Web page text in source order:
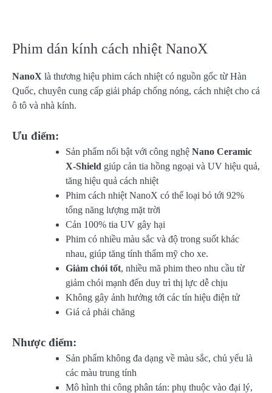
Phim dán kính cách nhiệt NanoX
NanoX là thương hiệu phim cách nhiệt có nguồn gốc từ Hàn
Quốc, chuyên cung cấp giải pháp chống nóng, cách nhiệt cho cả
ô tô và nhà kính.
Ưu điểm:
Sản phẩm nổi bật với công nghệ Nano Ceramic
X‑Shield giúp cản tia hồng ngoại và UV hiệu quả,
tăng hiệu quả cách nhiệt
Phim cách nhiệt NanoX có thể loại bỏ tới 92%
tổng năng lượng mặt trời
Cản 100% tia UV gây hại
Phim có nhiều màu sắc và độ trong suốt khác
nhau, giúp tăng tính thẩm mỹ cho xe.
Giảm chói tốt, nhiều mã phim theo nhu cầu từ
giảm chói mạnh đến duy trì thị lực dễ chịu
Không gây ảnh hưởng tới các tín hiệu điện tử
Giá cả phải chăng
Nhược điểm:
Sản phẩm không đa dạng về màu sắc, chủ yếu là
các màu trung tính
Mô hình thi công phân tán: phụ thuộc vào đại lý,